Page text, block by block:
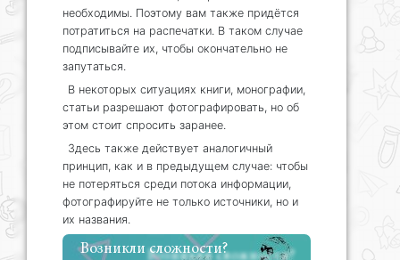
необходимы. Поэтому вам также придётся
потратиться на распечатки. В таком случае
подписывайте их, чтобы окончательно не
запутаться.
В некоторых ситуациях книги, монографии,
статьи разрешают фотографировать, но об
этом стоит спросить заранее.
Здесь также действует аналогичный
принцип, как и в предыдущем случае: чтобы
не потеряться среди потока информации,
фотографируйте не только источники, но и
их названия.
Возникли сложности?